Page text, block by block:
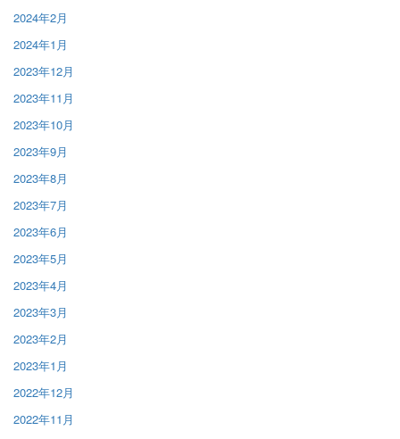
2024年2月
2024年1月
2023年12月
2023年11月
2023年10月
2023年9月
2023年8月
2023年7月
2023年6月
2023年5月
2023年4月
2023年3月
2023年2月
2023年1月
2022年12月
2022年11月